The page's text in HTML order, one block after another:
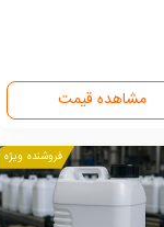
مشاهده قیمت
فروشنده ویژه